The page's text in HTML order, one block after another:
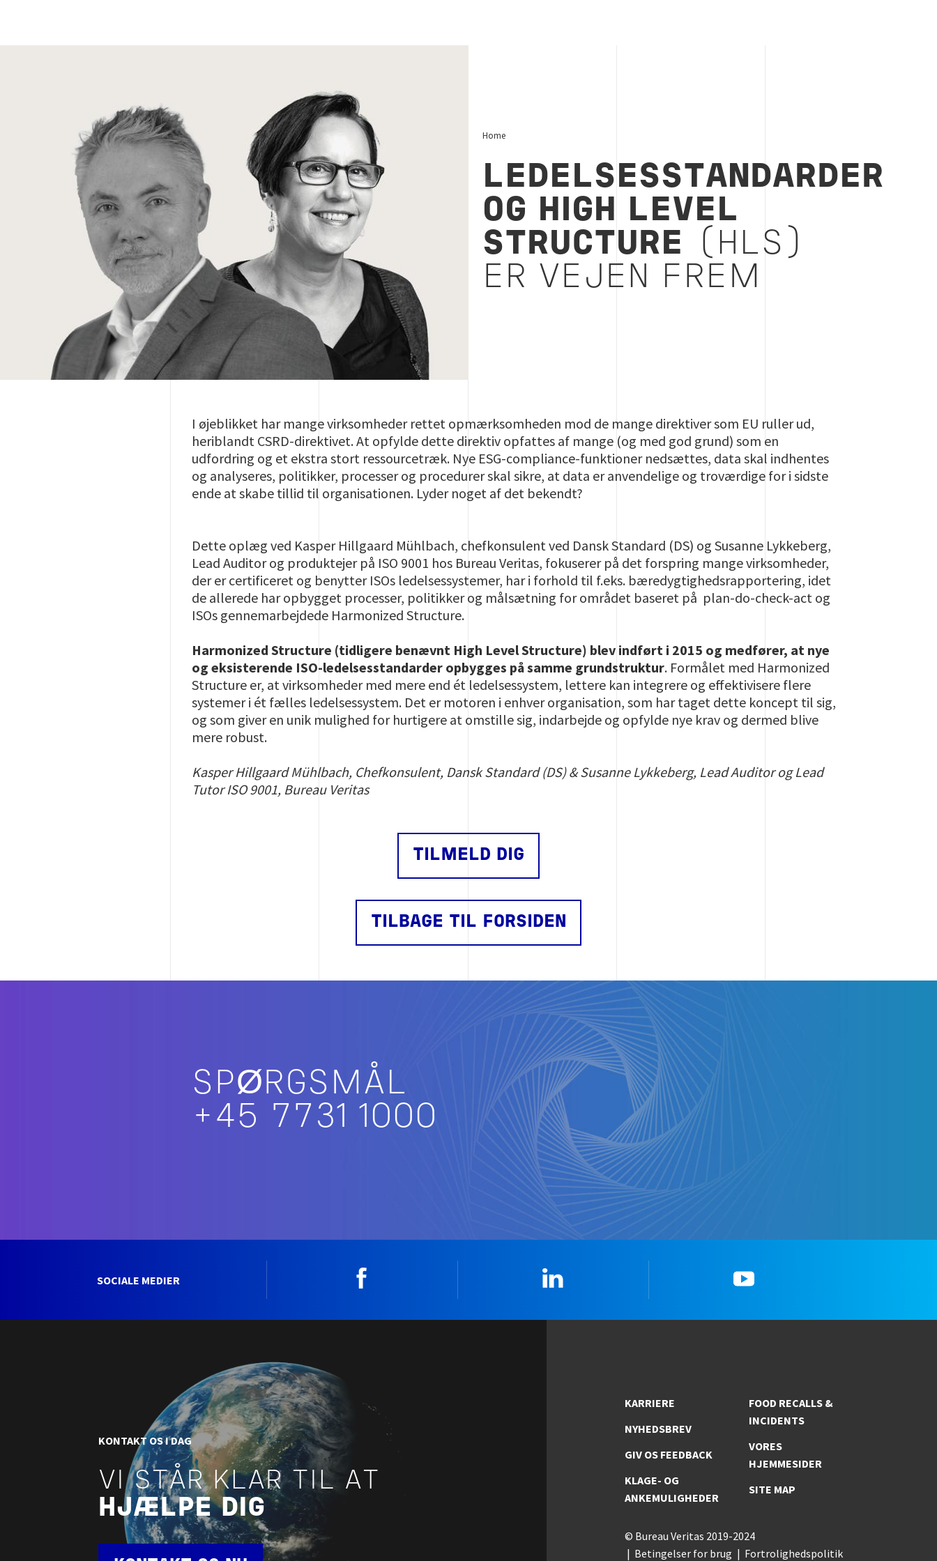
Home
LEDELSESSTANDARDER
OG HIGH LEVEL
STRUCTURE (HLS)
ER VEJEN FREM
I øjeblikket har mange virksomheder rettet opmærksomheden mod de mange direktiver som EU ruller ud,
heriblandt CSRD-direktivet. At opfylde dette direktiv opfattes af mange (og med god grund) som en
udfordring og et ekstra stort ressourcetræk. Nye ESG-compliance-funktioner nedsættes, data skal indhentes
og analyseres, politikker, processer og procedurer skal sikre, at data er anvendelige og troværdige for i sidste
ende at skabe tillid til organisationen. Lyder noget af det bekendt?
Dette oplæg ved Kasper Hillgaard Mühlbach, chefkonsulent ved Dansk Standard (DS) og Susanne Lykkeberg,
Lead Auditor og produktejer på ISO 9001 hos Bureau Veritas, fokuserer på det forspring mangevirksomheder,
der er certificeret og benytter ISOs ledelsessystemer, har i forhold til f.eks. bæredygtighedsrapportering, idet
de allerede har opbygget processer, politikker og målsætning for området baseret på plan-do-check-act og
ISOs gennemarbejdede Harmonized Structure.
Harmonized Structure (tidligere benævnt High Level Structure) blev indført i 2015 og medfører, at nye
og eksisterende ISO-ledelsesstandarder opbygges på samme grundstruktur. Formålet med Harmonized
Structure er, at virksomheder med mere end ét ledelsessystem, lettere kan integrere og effektivisere flere
systemer i ét fælles ledelsessystem. Det er motoren i enhver organisation, som har taget dette koncept til sig,
og som giver en unik mulighed for hurtigere at omstille sig, indarbejde og opfylde nye krav og dermed blive
mere robust.
Kasper Hillgaard Mühlbach, Chefkonsulent, Dansk Standard (DS) & Susanne Lykkeberg, Lead Auditor og Lead
Tutor ISO 9001, Bureau Veritas
TILMELD DIG
TILBAGE TIL FORSIDEN
SPØRGSMÅL
+45 7731 1000
SOCIALE MEDIER
KONTAKT OS I DAG
VI STÅR KLAR TIL AT
HJÆLPE DIG
KARRIERE
NYHEDSBREV
GIV OS FEEDBACK
KLAGE- OG
ANKEMULIGHEDER
FOOD RECALLS &
INCIDENTS
VORES
HJEMMESIDER
SITE MAP
© Bureau Veritas 2019-2024
Betingelser for brug
Fortrolighedspolitik